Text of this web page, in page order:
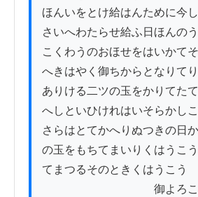
ほんいをとけ給はんために今
さいへわたらせ給ふ日ほんの
こくわうのおほせをはいかて
へきはやく御ちからとなりて
ありける二ツの玉をかりてた
へしといひけれはいそらかし
さらはとてかへりぬつきの日
の玉をもちてまいりくはうこ
てまつるそのときくはうこう
御よろこひ